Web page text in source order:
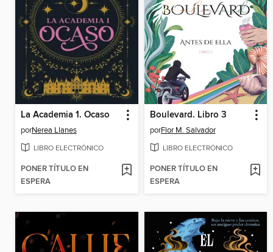
La Academia 1. Ocaso
porNerea Llanes
LIBRO ELECTRÓNICO
PONER TÍTULO EN
ESPERA
Boulevard. Libro 3
porFlor M. Salvador
LIBRO ELECTRÓNICO
PONER TÍTULO EN
ESPERA